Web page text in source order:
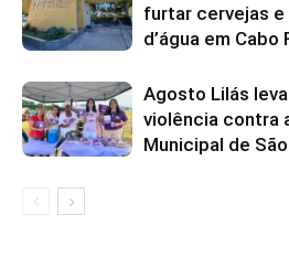
furtar cervejas
d’água em Cabo
Agosto Lilás
violência contra
Municipal de